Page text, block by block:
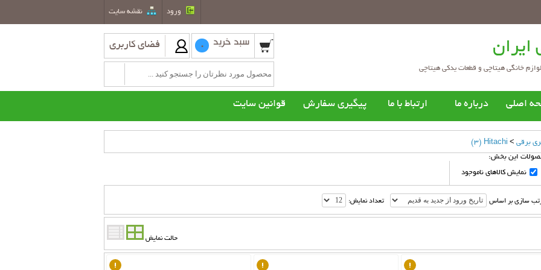
ورود نقشه سايت
ایران
خانگی هیتاچی و قطعات یدکی هیتاچی
فضای کاربری سبد خرید 0
هیتاچی
درب از جلو هیتاچی
درب از بالا هیتاچی
جاروبرقی هیتاچی
ساز هیتاچی
پنکه برقی هیتاچی
آبمیوه گیری هیتاچی
قطعات یدکی کولر گازی قطعات یدکی جاروبرقی قطعات یدکی بخاری نفتی
اصلي درباره ما ارتباط با ما پیگیری سفارش قوانین سایت
برقی >
Hitachi
(3)
این بخش:
نمایش کالاهای ناموجود
سازی بر اساس تعداد نمایش:
حالت نمایش
جزئیات کالا جزئیات کالا